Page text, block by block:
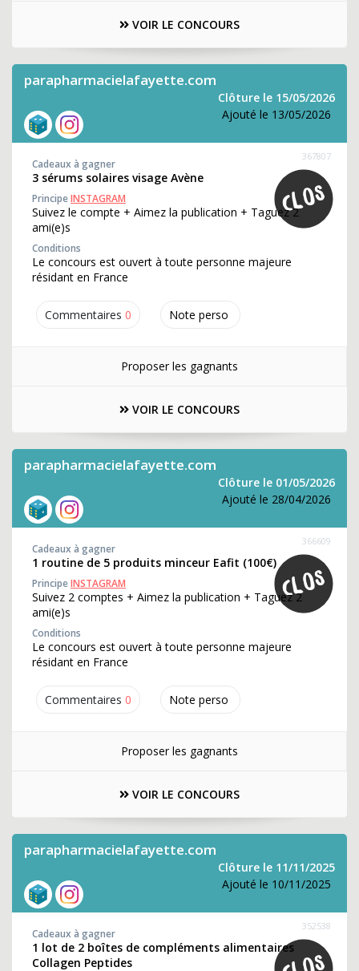
VOIR LE CONCOURS
parapharmacielafayette.com
Clôture le 15/05/2026
Ajouté le 13/05/2026
Commentaires 0 Note perso
367807
Cadeaux à gagner
3 sérums solaires visage Avène
PrincipeINSTAGRAM
Suivez le compte + Aimez la publication + Taguez 2
ami(e)s
Conditions
Le concours est ouvert à toute personne majeure
résidant en France
Proposer les gagnants
VOIR LE CONCOURS
parapharmacielafayette.com
Clôture le 01/05/2026
Ajouté le 28/04/2026
Commentaires 0 Note perso
366609
Cadeaux à gagner
1 routine de 5 produits minceur Eafit (100€)
PrincipeINSTAGRAM
Suivez 2 comptes + Aimez la publication + Taguez 2
ami(e)s
Conditions
Le concours est ouvert à toute personne majeure
résidant en France
Proposer les gagnants
VOIR LE CONCOURS
parapharmacielafayette.com
Clôture le 11/11/2025
Ajouté le 10/11/2025
352538
Cadeaux à gagner
1 lot de 2 boîtes de compléments alimentaires
Collagen Peptides